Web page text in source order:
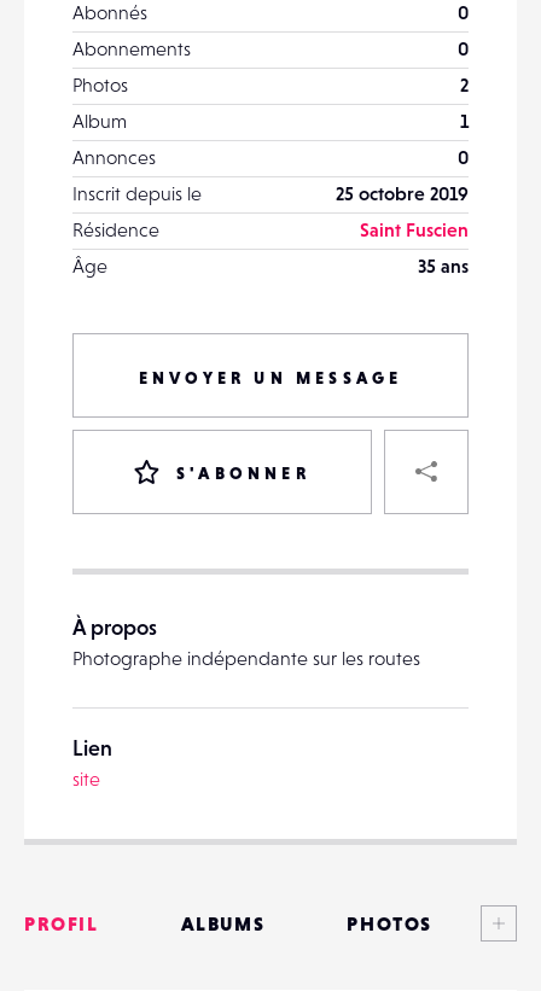
Abonnés
0
Abonnements
0
Photos
2
Album
1
Annonces
0
Inscrit depuis le
25 octobre 2019
Résidence
Saint Fuscien
Âge
35 ans
ENVOYER UN MESSAGE
S'ABONNER
DESTINATAIRE
PARTAGER
À propos
Photographe indépendante sur les routes
Lien
site
PROFIL ALBUMS PHOTOS